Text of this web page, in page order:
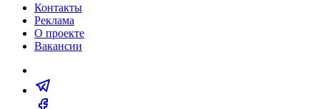
Контакты
Реклама
О проекте
Вакансии